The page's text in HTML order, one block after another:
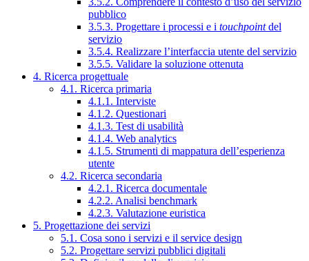
pubblico
3.5.3. Progettare i processi e i touchpointdel
servizio
3.5.4. Realizzare l’interfaccia utente del servizio
3.5.5. Validare la soluzione ottenuta
4. Ricerca progettuale
4.1. Ricerca primaria
4.1.1. Interviste
4.1.2. Questionari
4.1.3. Test di usabilità
4.1.4. Web analytics
4.1.5. Strumenti di mappatura dell’esperienza
utente
4.2. Ricerca secondaria
4.2.1. Ricerca documentale
4.2.2. Analisi benchmark
4.2.3. Valutazione euristica
5. Progettazione dei servizi
5.1. Cosa sono i servizi e il service design
5.2. Progettare servizi pubblici digitali